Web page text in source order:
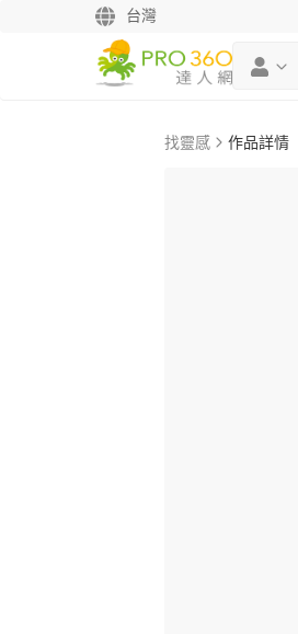
台灣
找靈感 作品詳情